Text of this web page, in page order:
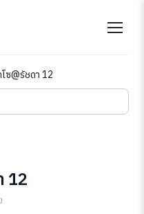
ซ@รัชดา 12
12